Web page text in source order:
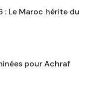
: Le Maroc hérite du
pour Achraf